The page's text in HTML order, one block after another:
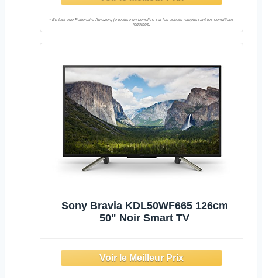
Sony Bravia KDL50WF665 126cm
50" Noir Smart TV